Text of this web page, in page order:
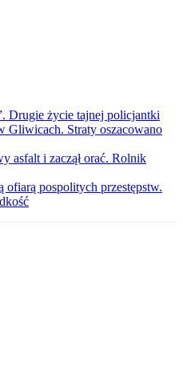
Drugie życie tajnej policjantki
Gliwicach. Straty oszacowano
asfalt i zaczął orać. Rolnik
ofiarą pospolitych przestępstw.